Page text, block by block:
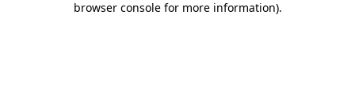
browser console for more information).